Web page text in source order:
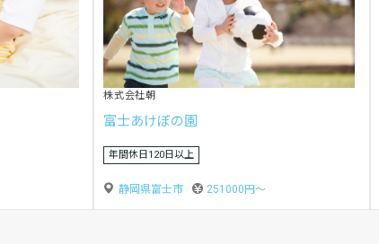
株式会社朝
富士あけぼの園 吉原中央／遊
静岡県富士市